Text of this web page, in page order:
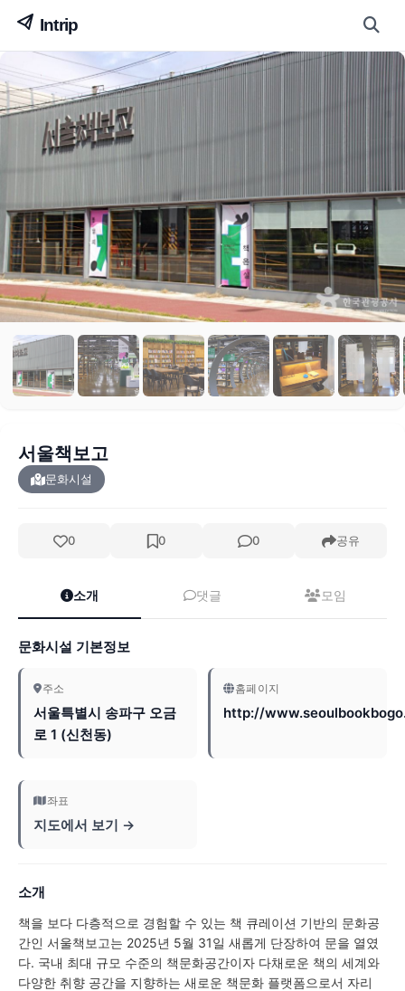
서울책보고
문화시설
0 0 0 공유
소개 댓글 모임
문화시설 기본정보
주소
서울특별시 송파구 오금
로 1 (신천동)
홈페이지
http://
좌표
지도에서 보기 →
소개
책을 보다 다층적으로 경험할 수 있는 책 큐레이션 기반의 문화공
간인 서울책보고는 2025년 5월 31일 새롭게 단장하여 문을 열였
다. 국내 최대 규모 수준의 책문화공간이자 다채로운 책의 세계와
다양한 취향 공간을 지향하는 새로운 책문화 플랫폼으로서 자리